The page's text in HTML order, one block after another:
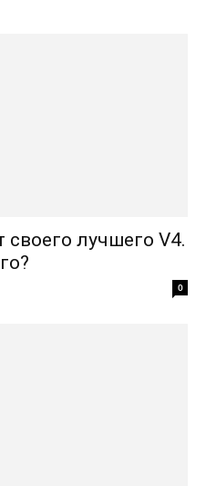
своего лучшего V4.
0